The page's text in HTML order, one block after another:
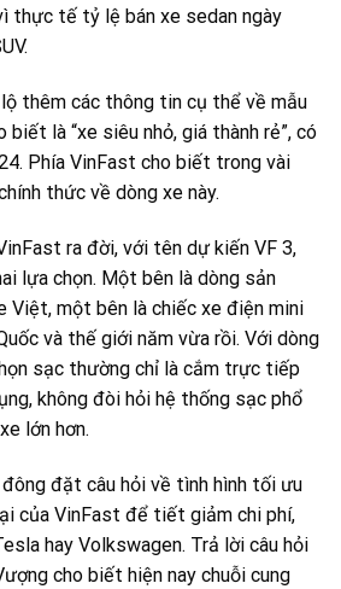
thực tế tỷ lệ bán xe sedan ngày
thêm các thông tin cụ thể về mẫu
biết là “xe siêu nhỏ, giá thành rẻ”, có
Phía VinFast cho biết trong vài
thức về dòng xe này.
ra đời, với tên dự kiến VF 3,
lựa chọn. Một bên là dòng sản
Việt, một bên là chiếc xe điện mini
và thế giới năm vừa rồi. Với dòng
sạc thường chỉ là cắm trực tiếp
không đòi hỏi hệ thống sạc phổ
lớn hơn.
đặt câu hỏi về tình hình tối ưu
của VinFast để tiết giảm chi phí,
hay Volkswagen. Trả lời câu hỏi
cho biết hiện nay chuỗi cung